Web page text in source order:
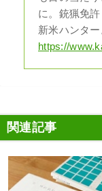
に。銃猟免
新米ハンター
https://
関連記事